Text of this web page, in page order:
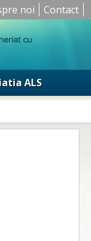
noi Contact
ALS